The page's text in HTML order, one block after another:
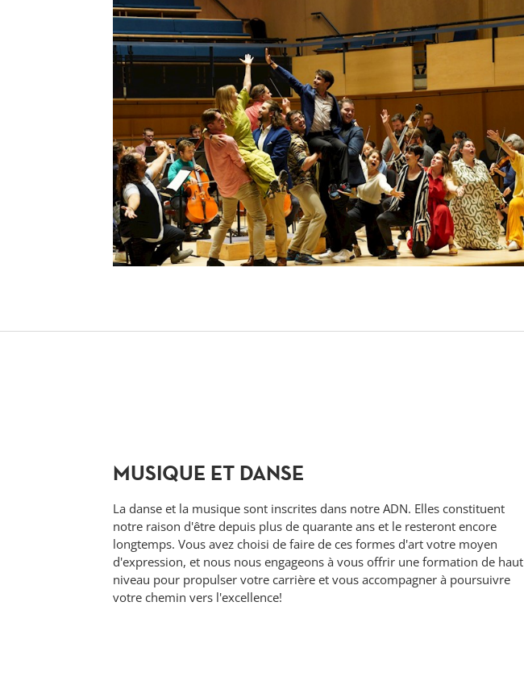
MUSIQUE ET DANSE
La danse et la musique sont inscrites dans notre ADN. Elles constituent
notre raison d'être depuis plus de quarante ans et le resteront encore
longtemps. Vous avez choisi de faire de ces formes d'art votre moyen
d'expression, et nous nous engageons à vous offrir une formation de haut
niveau pour propulser votre carrière et vous accompagner à poursuivre
votre chemin vers l'excellence!